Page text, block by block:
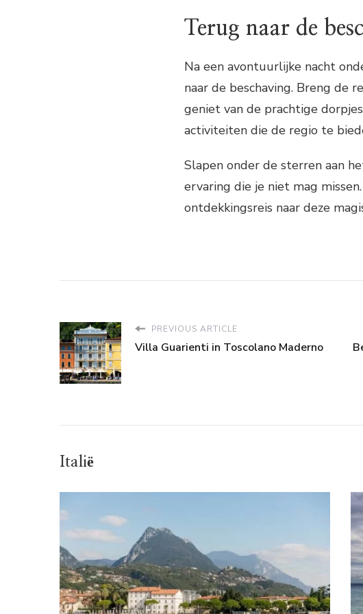
Terug naar de
Na een avontuurlijke nacht
naar de beschaving. Breng de
geniet van de prachtige
activiteiten die de regio te
Slapen onder de sterren aan
ervaring die je niet mag
ontdekkingsreis naar deze
PREVIOUS ARTICLE
Villa Guarienti in Toscolano Maderno
Italië